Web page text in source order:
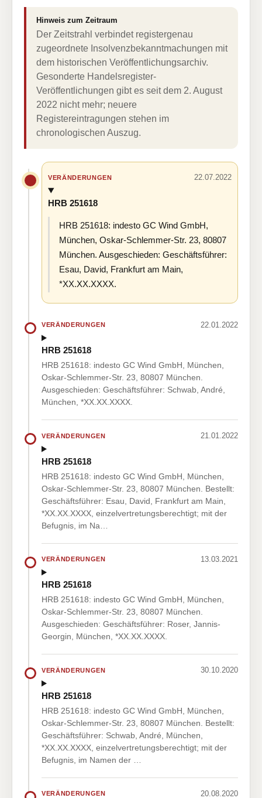
Hinweis zum Zeitraum
Der Zeitstrahl verbindet registergenau
zugeordnete Insolvenzbekanntmachungen mit
dem historischen Veröffentlichungsarchiv.
Gesonderte Handelsregister-
Veröffentlichungen gibt es seit dem 2. August
2022 nicht mehr; neuere
Registereintragungen stehen im
chronologischen Auszug.
VERÄNDERUNGEN 22.07.2022
HRB 251618
HRB 251618: indesto GC Wind GmbH,
München, Oskar-Schlemmer-Str. 23, 80807
München. Ausgeschieden: Geschäftsführer:
Esau, David, Frankfurt am Main,
*XX.XX.XXXX.
VERÄNDERUNGEN 22.01.2022
HRB 251618
HRB 251618: indesto GC Wind GmbH, München,
Oskar-Schlemmer-Str. 23, 80807 München.
Ausgeschieden: Geschäftsführer: Schwab, André,
München, *XX.XX.XXXX.
VERÄNDERUNGEN 21.01.2022
HRB 251618
HRB 251618: indesto GC Wind GmbH, München,
Oskar-Schlemmer-Str. 23, 80807 München. Bestellt:
Geschäftsführer: Esau, David, Frankfurt am Main,
*XX.XX.XXXX, einzelvertretungsberechtigt; mit der
Befugnis, im Na…
VERÄNDERUNGEN 13.03.2021
HRB 251618
HRB 251618: indesto GC Wind GmbH, München,
Oskar-Schlemmer-Str. 23, 80807 München.
Ausgeschieden: Geschäftsführer: Roser, Jannis-
Georgin, München, *XX.XX.XXXX.
VERÄNDERUNGEN 30.10.2020
HRB 251618
HRB 251618: indesto GC Wind GmbH, München,
Oskar-Schlemmer-Str. 23, 80807 München. Bestellt:
Geschäftsführer: Schwab, André, München,
*XX.XX.XXXX, einzelvertretungsberechtigt; mit der
Befugnis, im Namen der …
VERÄNDERUNGEN 20.08.2020